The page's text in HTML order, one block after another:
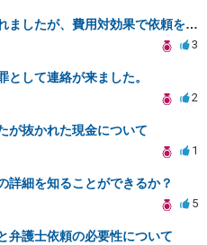
警察には弁護士を勧められましたが、費用対効果で依頼をすることを躊躇しています。
3
して連絡が来ました。
2
が抜かれた現金について
1
詳細を知ることができるか？
5
弁護士依頼の必要性について